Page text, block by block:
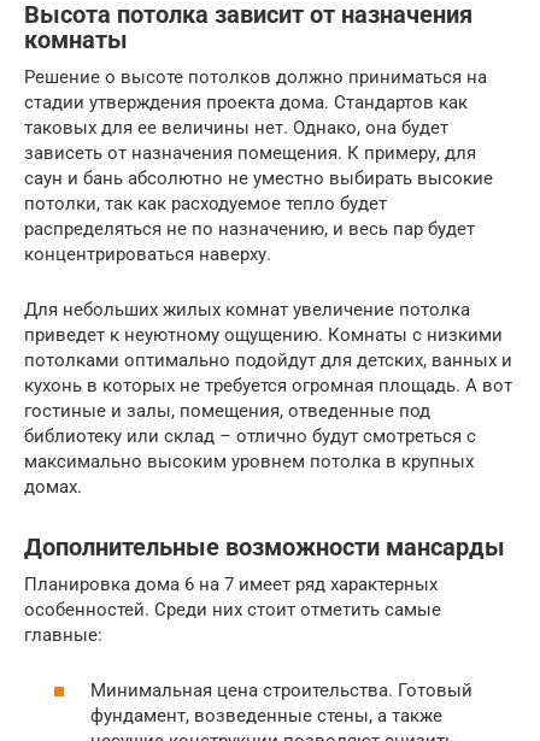
Высота потолка зависит от назначения
комнаты
Решение о высоте потолков должно приниматься на
стадии утверждения проекта дома. Стандартов как
таковых для ее величины нет. Однако, она будет
зависеть от назначения помещения. К примеру, для
саун и бань абсолютно не уместно выбирать высокие
потолки, так как расходуемое тепло будет
распределяться не по назначению, и весь пар будет
концентрироваться наверху.
Для небольших жилых комнат увеличение потолка
приведет к неуютному ощущению. Комнаты с низкими
потолками оптимально подойдут для детских, ванных и
кухонь в которых не требуется огромная площадь. А вот
гостиные и залы, помещения, отведенные под
библиотеку или склад – отлично будут смотреться с
максимально высоким уровнем потолка в крупных
домах.
Дополнительные возможности мансарды
Планировка дома 6 на 7 имеет ряд характерных
особенностей. Среди них стоит отметить самые
главные:
Минимальная цена строительства. Готовый
фундамент, возведенные стены, а также